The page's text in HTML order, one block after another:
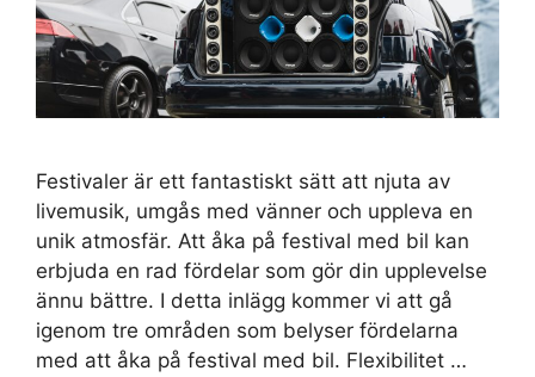
Festivaler är ett fantastiskt sätt att njuta av
livemusik, umgås med vänner och uppleva en
unik atmosfär. Att åka på festival med bil kan
erbjuda en rad fördelar som gör din upplevelse
ännu bättre. I detta inlägg kommer vi att gå
igenom tre områden som belyser fördelarna
med att åka på festival med bil. Flexibilitet …